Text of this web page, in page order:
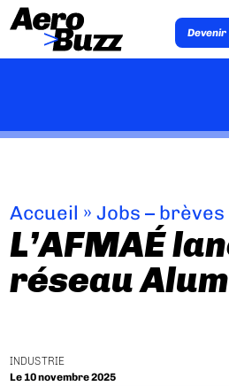
Devenir
Accueil »Jobs – brèves
L’AFMAÉ
réseau
INDUSTRIE
Le 10 novembre 2025